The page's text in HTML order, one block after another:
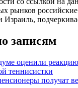
рынков
записям
оценили
теннисистки
получат